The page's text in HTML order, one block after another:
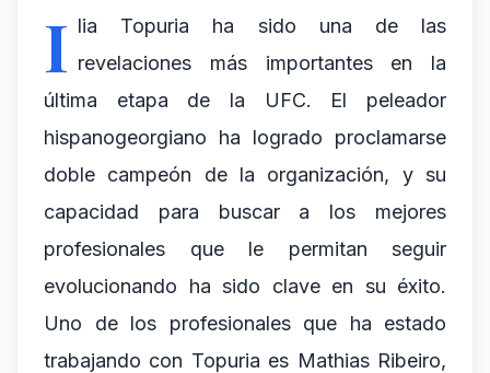
I lia Topuria ha sido una de las
revelaciones más importantes en la
última etapa de la UFC. El peleador
hispanogeorgiano ha logrado proclamarse
doble campeón de la organización, y su
capacidad para buscar a los mejores
profesionales que le permitan seguir
evolucionando ha sido clave en su éxito.
Uno de los profesionales que ha estado
trabajando con Topuria es Mathias Ribeiro,